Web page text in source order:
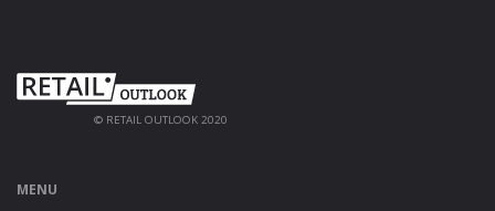
© RETAIL OUTLOOK 2020
MENU